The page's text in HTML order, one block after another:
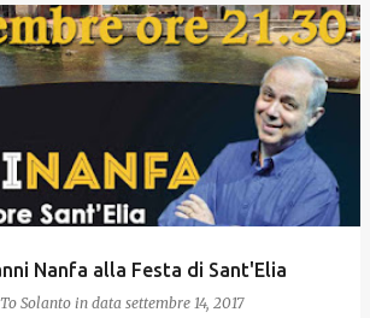
Nanfa alla Festa di Sant'Elia
Solanto in data settembre 14, 2017